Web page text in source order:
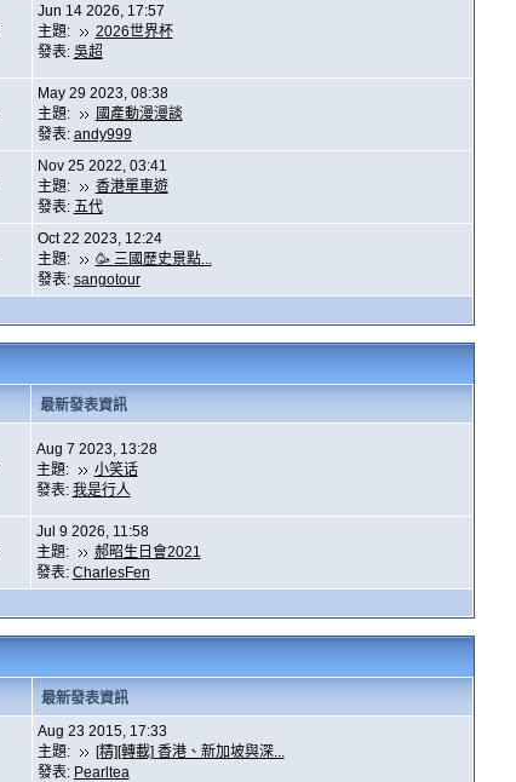
Jun 14 2026, 17:57
主題:
2026世界杯
發表: 吳超
May 29 2023, 08:38
主題:
國產動漫漫談
發表: andy999
Nov 25 2022, 03:41
主題:
香港單車遊
發表: 五代
Oct 22 2023, 12:24
主題:
🥳 三國歷史景點...
發表: sangotour
最新發表資訊
Aug 7 2023, 13:28
主題:
小笑话
發表: 我是行人
Jul 9 2026, 11:58
主題:
郝昭生日會2021
發表: CharlesFen
最新發表資訊
Aug 23 2015, 17:33
主題:
[精][轉載] 香港、新加坡與深...
發表: Pearltea